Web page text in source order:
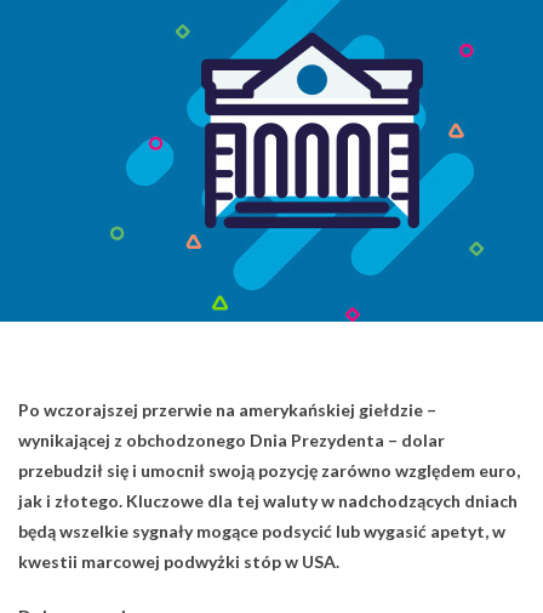
Po wczorajszej przerwie na amerykańskiej giełdzie –
wynikającej z obchodzonego Dnia Prezydenta – dolar
przebudził się i umocnił swoją pozycję zarówno względem euro,
jak i złotego. Kluczowe dla tej waluty w nadchodzących dniach
będą wszelkie sygnały mogące podsycić lub wygasić apetyt, w
kwestii marcowej podwyżki stóp w USA.